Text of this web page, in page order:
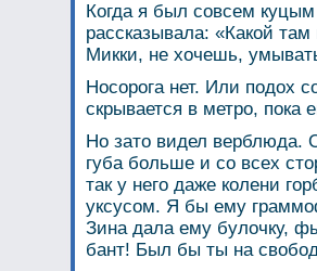
Когда я был совсем
рассказывала: «Какой
Микки, не хочешь,
Носорога нет. Или подох
скрывается в метро, пока
Но зато видел верблюда.
губа больше и со всех
так у него даже колени
уксусом. Я бы ему
Зина дала ему булочку,
бант! Был бы ты на